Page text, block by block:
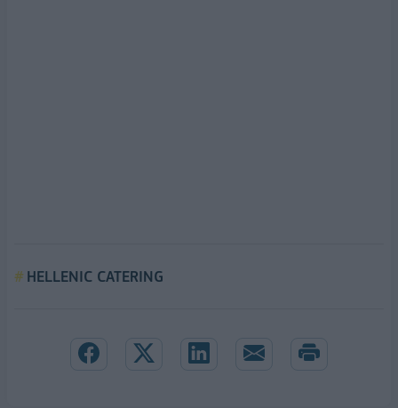
HELLENIC CATERING